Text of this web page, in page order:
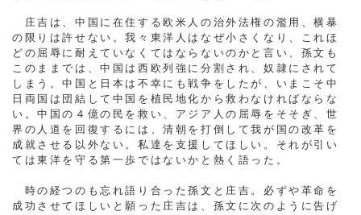
庄吉は、中国に在住する欧米人の治外法権の濫用、横暴
の限りは許せない。我々東洋人はなぜ小さくなり、これほ
どの屈辱に耐えていなくてはならないのかと言い、孫文も
このままでは、中国は西欧列強に分割され、奴隷にされて
しまう。中国と日本は不幸にも戦争をしたが、いまこそ中
日両国は団結して中国を植民地化から救わなければならな
い。中国の４億の民を救い、アジア人の屈辱をそそぎ、世
界の人道を回復するには、清朝を打倒して我が国の改革を
成就させる以外ない。私達を支援してほしい。それが引い
ては東洋を守る第一歩ではないかと熱く語った。
時の経つのも忘れ語り合った孫文と庄吉。必ずや革命を
成功させてほしいと願った庄吉は、孫文に次のように告げ